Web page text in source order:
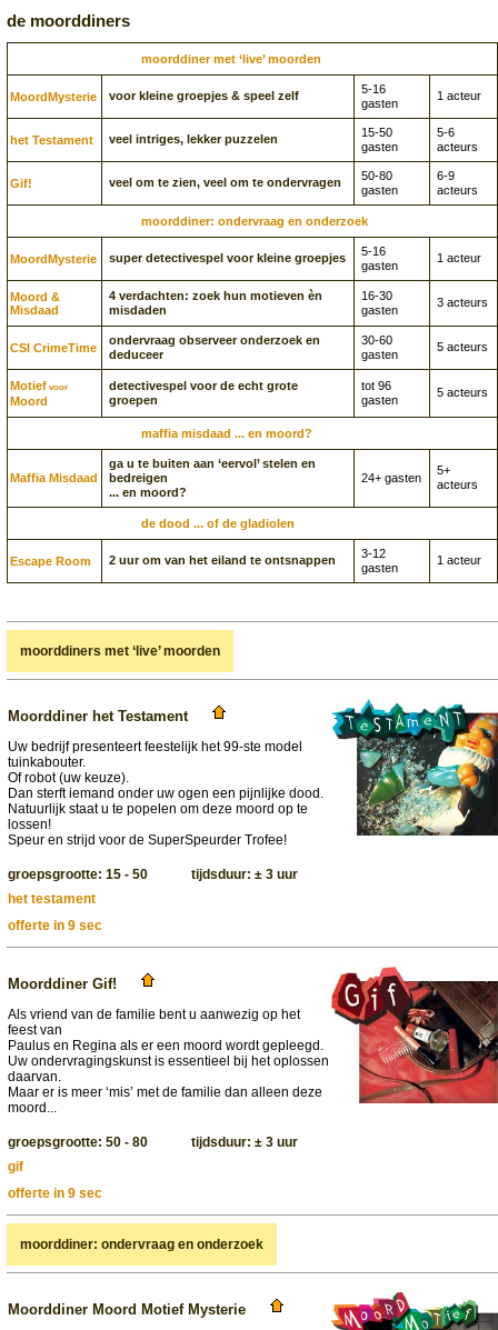
de moorddiners
moorddiner met ‘live’ moorden
Moord­Mysterie voor kleine groepjes & speel zelf
5-16
gasten
1 acteur
het Testament veel intriges, lekker puzzelen
15-50
gasten
5-6
acteurs
Gif! veel om te zien, veel om te ondervragen
50-80
gasten
6-9
acteurs
moorddiner: ondervraag en onderzoek
Moord­Mysterie super detectivespel voor kleine groepjes
5-16
gasten
1 acteur
Moord &
Misdaad
4 verdachten: zoek hun motieven èn
misdaden
16-30
gasten
3 acteurs
CSI CrimeTime
ondervraag observeer onderzoek en
deduceer
30-60
gasten
5 acteurs
Motief voor
Moord
detectivespel voor de echt grote
groepen
tot 96
gasten
5 acteurs
maffia misdaad ... en moord?
Maffia Misdaad
ga u te buiten aan ‘eervol’ stelen en
bedreigen
... en moord?
24+ gasten
5+
acteurs
de dood ... of de gladiolen
Escape Room 2 uur om van het eiland te ontsnappen
3-12
gasten
1 acteur
moorddiners met ‘live’ moorden
Moorddiner het Testament
Uw bedrijf presenteert feestelijk het 99-ste model
tuinkabouter.
Of robot (uw keuze).
Dan sterft iemand onder uw ogen een pijnlijke dood.
Natuurlijk staat u te popelen om deze moord op te
lossen!
Speur en strijd voor de SuperSpeurder Trofee!
groepsgrootte: 15 - 50 tijdsduur: ± 3 uur
het testament
offerte in 9 sec
Moorddiner Gif!
Als vriend van de familie bent u aanwezig op het
feest van
Paulus en Regina als er een moord wordt gepleegd.
Uw ondervragingskunst is essentieel bij het oplossen
daarvan.
Maar er is meer ‘mis’ met de familie dan alleen deze
moord...
groepsgrootte: 50 - 80 tijdsduur: ± 3 uur
gif
offerte in 9 sec
moorddiner: ondervraag en onderzoek
Moorddiner Moord Motief Mysterie